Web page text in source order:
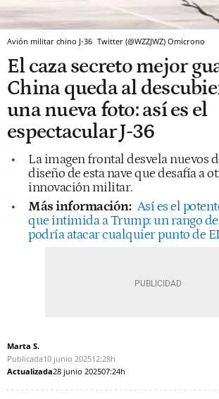
Avión militar chino J-36 Twitter (@WZZJWZ) Omicrono
El caza secreto mejor
China queda al
una nueva foto: así es el
espectacular J-36
La imagen frontal desvela nuevos
diseño de esta nave que desafía a
innovación militar.
Más información: Así es el
que intimida a Trump: un rango
podría atacar cualquier punto de
Marta S.
Publicada10 junio 202512:28h
Actualizada28 junio 202507:24h